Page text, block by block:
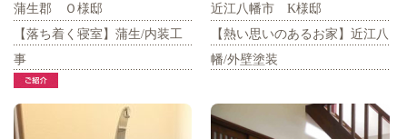
蒲生郡 Ｏ様邸
【落ち着く寝室】蒲生/内装工
事
近江八幡市 K様邸
【熱い思いのあるお家】近江八
幡/外壁塗装